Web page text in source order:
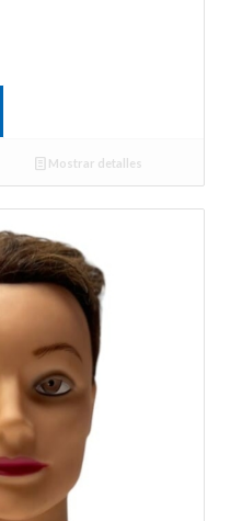
Mostrar detalles